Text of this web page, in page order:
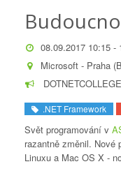
08.09.2017 10:15 -
Microsoft - Praha
DOTNETCOLLEGE
.NET Framework
Svět programování v
razantně změnil. Nové
Linuxu a Mac OS X -